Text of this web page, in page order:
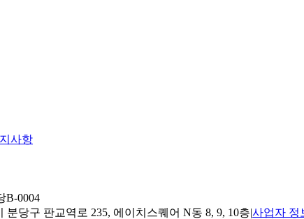
사항
B-0004
분당구 판교역로 235, 에이치스퀘어 N동 8, 9, 10층|사업자 정